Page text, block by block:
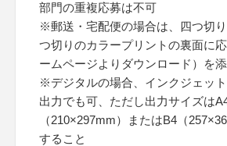
部門の重複応募は不可
※郵送・宅配便の場合は、四つ切
つ切りのカラープリントの裏面に
ームページよりダウンロード）を
※デジタルの場合、インクジェッ
出力でも可、ただし出力サイズは
（210×297mm）またはB4（
すること